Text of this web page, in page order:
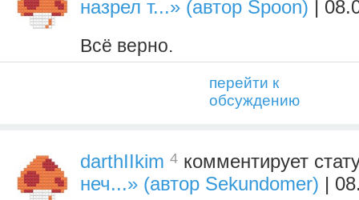
назрел т...» (автор Spoon) |
Всё верно.
перейти к
обсуждению
darthIIkim 4 комментирует
неч...» (автор Sekundomer) |